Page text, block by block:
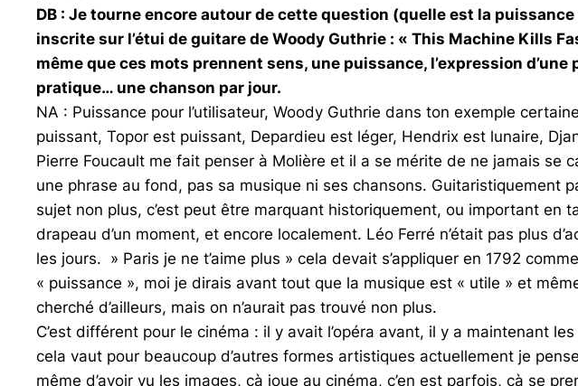
DB : Je tourne encore autour de cette question (quelle est la
inscrite sur l’étui de guitare de Woody Guthrie : « This Machine Kills
même que ces mots prennent sens, une puissance, l’expression
pratique… une chanson par jour.
NA : Puissance pour l’utilisateur, Woody Guthrie dans ton exemple
puissant, Topor est puissant, Depardieu est léger, Hendrix est lunaire,
Pierre Foucault me fait penser à Molière et il a se mérite de ne jamais se
une phrase au fond, pas sa musique ni ses chansons. Guitaristiquement
sujet non plus, c’est peut être marquant historiquement, ou important
drapeau d’un moment, et encore localement. Léo Ferré n’était pas plus
les jours. » Paris je ne t’aime plus » cela devait s’appliquer en 1792
« puissance », moi je dirais avant tout que la musique est « utile » et
cherché d’ailleurs, mais on n’aurait pas trouvé non plus.
C’est différent pour le cinéma : il y avait l’opéra avant, il y a maintenant
cela vaut pour beaucoup d’autres formes artistiques actuellement je
même d’avoir vu les images, çà joue au cinéma, c’en est parfois, çà se